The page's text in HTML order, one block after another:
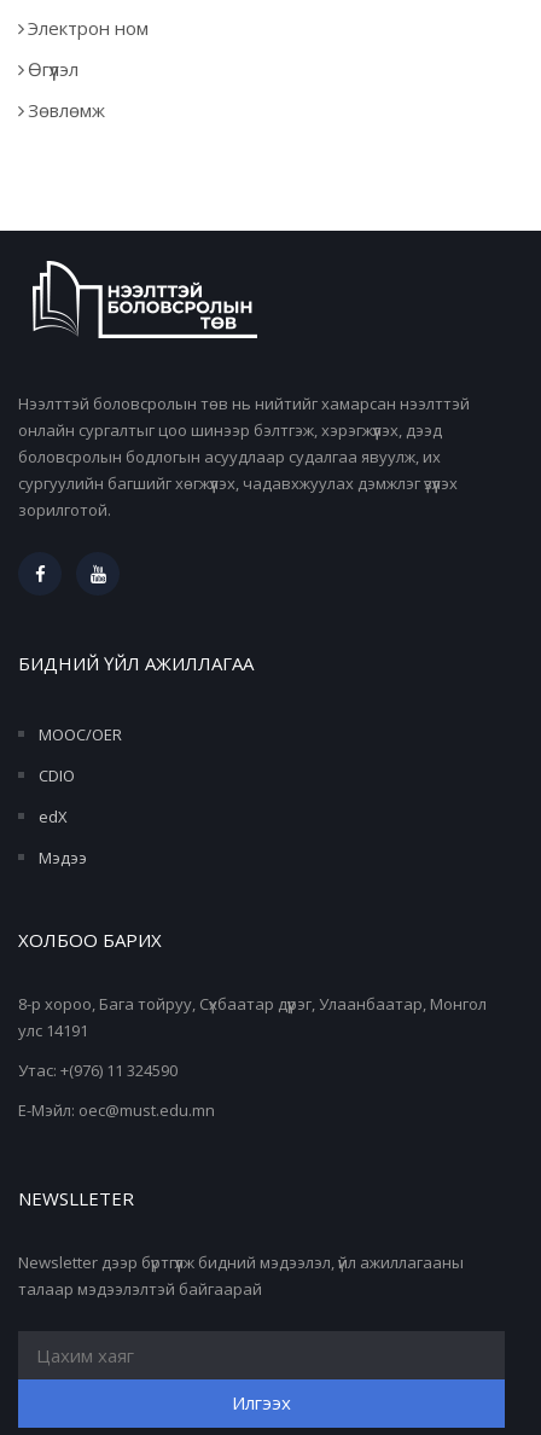
Электрон ном
Өгүүлэл
Зөвлөмж
Нээлттэй боловсролын төв нь нийтийг хамарсан нээлттэй
онлайн сургалтыг цоо шинээр бэлтгэж, хэрэгжүүлэх, дээд
боловсролын бодлогын асуудлаар судалгаа явуулж, их
сургуулийн багшийг хөгжүүлэх, чадавхжуулах дэмжлэг үзүүлэх
зорилготой.
БИДНИЙ ҮЙЛ АЖИЛЛАГАА
MOOC/OER
CDIO
edX
Мэдээ
ХОЛБОО БАРИХ
8-р хороо, Бага тойруу, Сүхбаатар дүүрэг, Улаанбаатар, Монгол
улс 14191
Утас: +(976) 11 324590
Е-Мэйл: oec@must.edu.mn
NEWSLLETER
Newsletter дээр бүртгүүлж бидний мэдээлэл, үйл ажиллагааны
талаар мэдээлэлтэй байгаарай